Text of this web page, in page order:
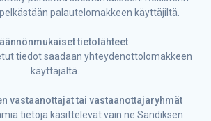
palautelomakkeen käyttäjiltä.
tietolähteet
tiedot saadaan yhteydenottolomakkeen
käyttäjältä.
vastaanottajat tai vastaanottajaryhmät
tietoja käsittelevät vain ne Sandiksen